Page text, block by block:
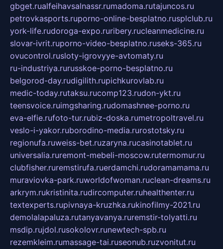
gbget.rualfeihavsalnassr.rumadoma.rutajuncos.ru
petrovkasports.ruporno-online-besplatno.rusplclub.ru
york-life.rudoroga-expo.ruribery.rucleanmedicine.ru
slovar-ivrit.ruporno-video-besplatno.ruseks-365.ru
ovucontrol.rusloty-igrovyye-avtomaty.ru
ru-industriya.rurusskoe-porno-besplatno.ru
belgorod-day.rudigilith.rupichkurovlab.ru
medic-today.rutaksu.rucomp123.rudon-ykt.ru
teensvoice.ruimgsharing.rudomashnee-porno.ru
eva-elfie.rufoto-tur.rubiz-doska.rumetropoltravel.ru
veslo-i-yakor.ruborodino-media.rurostotsky.ru
regionufa.ruweiss-bet.ruzaryna.rucasinotablet.ru
universalia.ruremont-mebeli-moscow.rutermomur.ru
clubfisher.ruremstirufa.ruerdamchi.rudoramamama.ru
muraviovka-park.ruworldofwoman.ruclean-dreams.ru
arkrym.rukristinita.rudircomputer.ruhealthenter.ru
textexperts.rupivnaya-kruzhka.rukinofilmy-2021.ru
demolalapaluza.rutanyavanya.ruremstir-tolyatti.ru
msdip.rujdol.rusokolovr.runewtech-spb.ru
rezemkleim.rumassage-tai.ruseonub.ruzvonitut.ru